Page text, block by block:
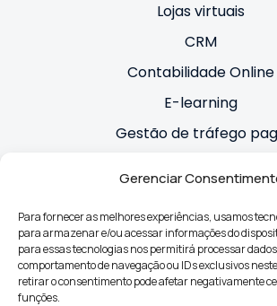
Gerenciar
Para fornecer as melhores experiências, usamos
para armazenar e/ou acessar informações do
para essas tecnologias nos permitirá processar
comportamento de navegação ou IDs exclusivos
retirar o consentimento pode afetar negativamente
funções.
Lojas virtuais
CRM
Contabilidade Online
E-learning
Gestão de tráfego
Conectar